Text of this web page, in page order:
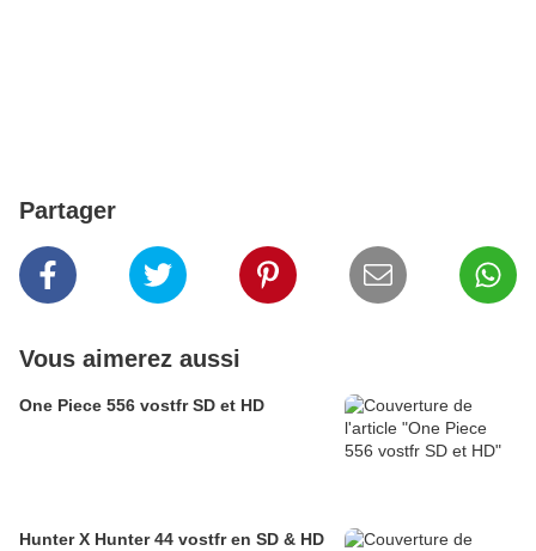
Partager
Vous aimerez aussi
One Piece 556 vostfr SD et HD
Hunter X Hunter 44 vostfr en SD & HD